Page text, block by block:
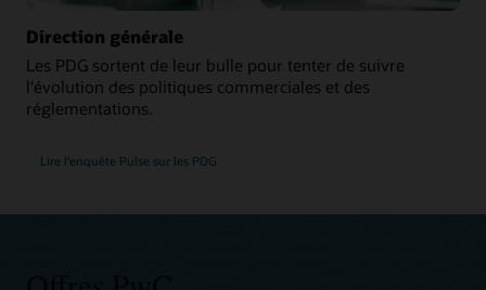
Direction générale
Les PDG sortent de leur bulle pour tenter de suivre
l'évolution des politiques commerciales et des
réglementations.
Lire l'enquête Pulse sur les PDG